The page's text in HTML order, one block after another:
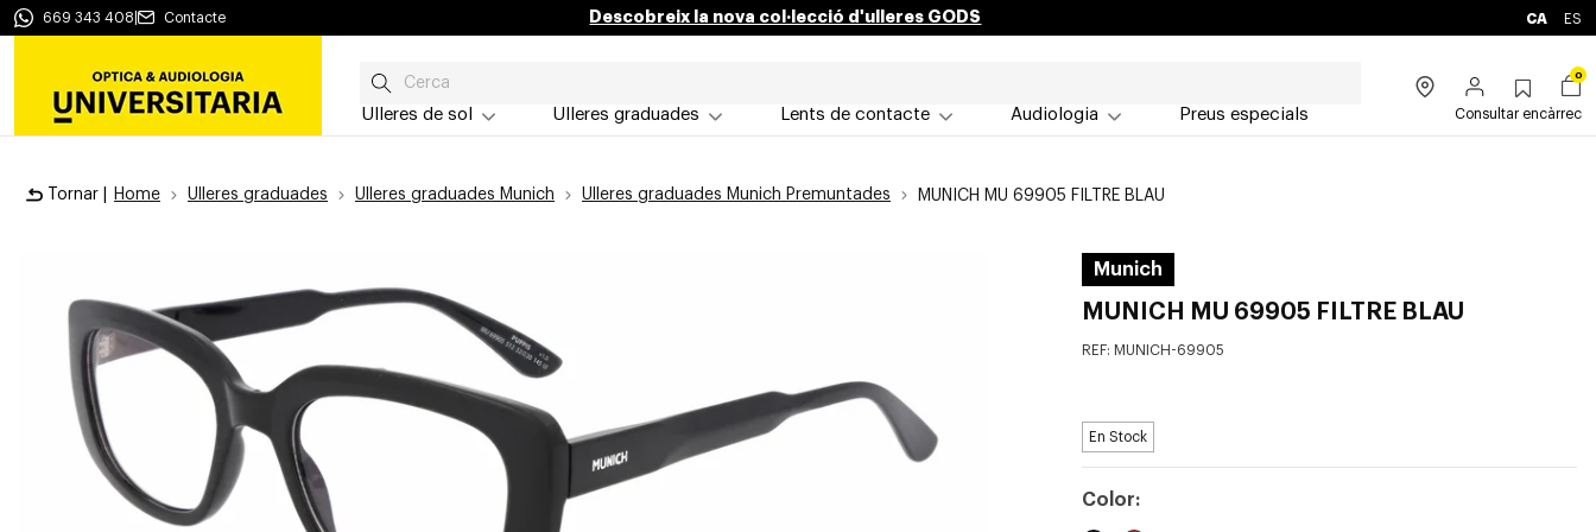
669 343 408 Contacte Descobreix la nova col·lecció d'ulleres GODS CA ES
Ulleres de sol Ulleres graduades Lents de contacte Audiologia Preus especials
0
Consultar encàrrec
Tornar | Home Ulleres graduades Ulleres graduades Munich Ulleres graduades Munich Premuntades MUNICH MU 69905 FILTRE BLAU
Munich
MUNICH MU 69905 FILTRE BLAU
REF: MUNICH-69905
En Stock
Color: